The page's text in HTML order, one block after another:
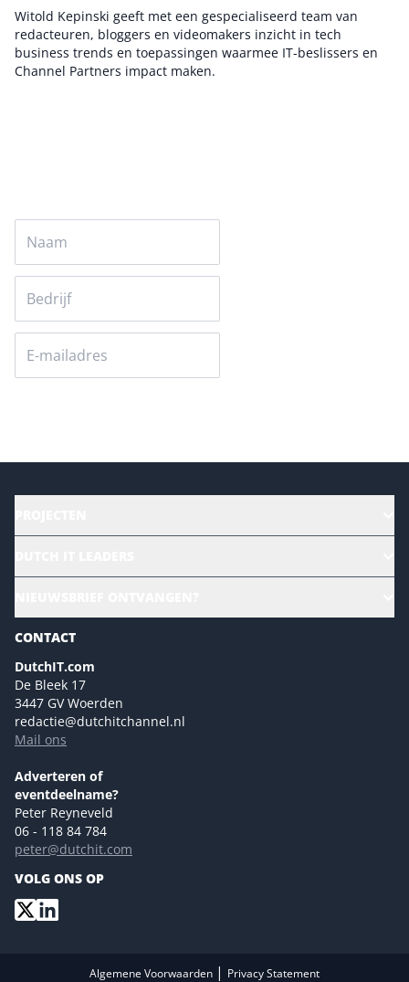
Witold Kepinski geeft met een gespecialiseerd team van
redacteuren, bloggers en videomakers inzicht in tech
business trends en toepassingen waarmee IT-beslissers en
Channel Partners impact maken.
Sustainability | Green IT
Marketing- en contentmogelijkheden 2026
Events- en sponsormogelijkheden 2026
Ons team
Colofon
Tip de redactie
Versturen
CONTACT
DutchIT.com
De Bleek 17
3447 GV Woerden
redactie@dutchitchannel.nl
Mail ons
Adverteren of
eventdeelname?
Peter Reyneveld
06 - 118 84 784
peter@dutchit.com
VOLG ONS OP
Algemene Voorwaarden | Privacy Statement